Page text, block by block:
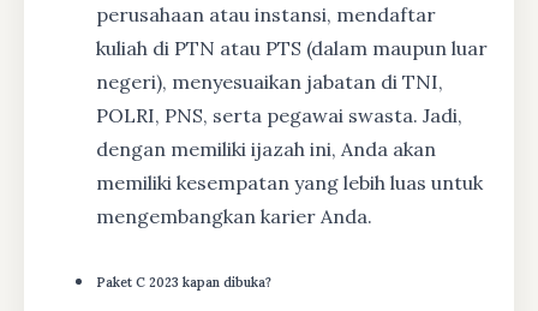
perusahaan atau instansi, mendaftar
kuliah di PTN atau PTS (dalam maupun luar
negeri), menyesuaikan jabatan di TNI,
POLRI, PNS, serta pegawai swasta. Jadi,
dengan memiliki ijazah ini, Anda akan
memiliki kesempatan yang lebih luas untuk
mengembangkan karier Anda.
Paket C 2023 kapan dibuka?